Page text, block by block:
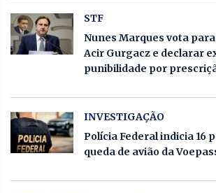
STF
Nunes Marques vota
Acir Gurgacz e declarar
punibilidade por
INVESTIGAÇÃO
Polícia Federal indicia 16
queda de avião da